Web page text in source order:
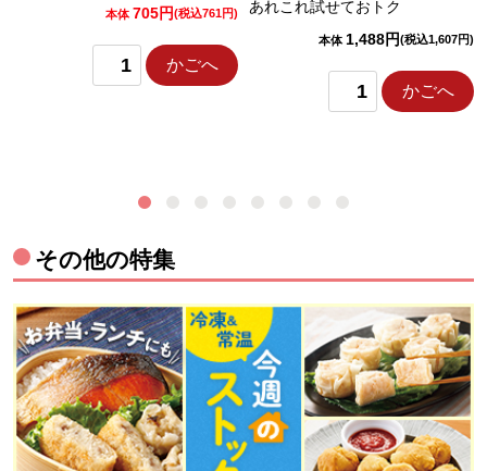
本体 705円(税込761円)
かごへ
あれこれ試せておトク
本体 1,488円(税込1,607円)
かごへ
その他の特集